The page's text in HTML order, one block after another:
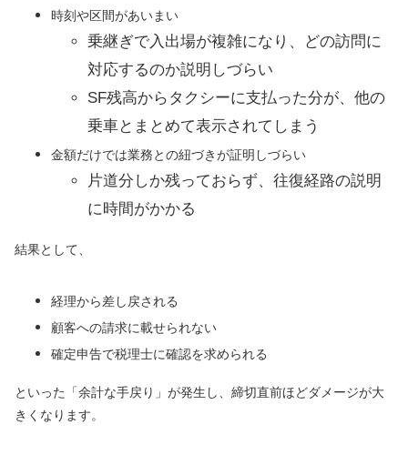
時刻や区間があいまい
乗継ぎで入出場が複雑になり、どの訪問に
対応するのか説明しづらい
SF残高からタクシーに支払った分が、他の
乗車とまとめて表示されてしまう
金額だけでは業務との紐づきが証明しづらい
片道分しか残っておらず、往復経路の説明
に時間がかかる
結果として、
経理から差し戻される
顧客への請求に載せられない
確定申告で税理士に確認を求められる
といった「余計な手戻り」が発生し、締切直前ほどダメージが大
きくなります。